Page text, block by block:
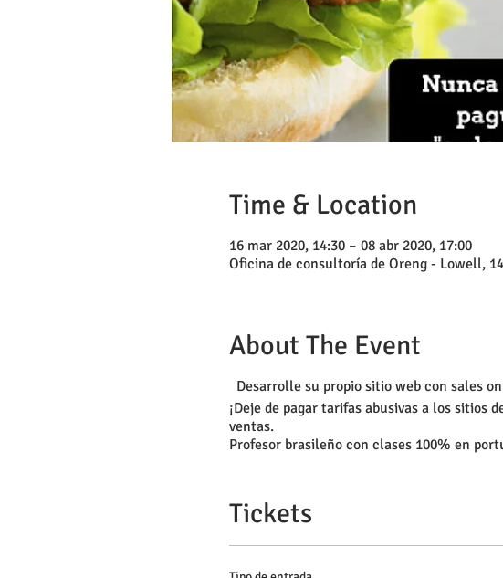
Time & Location
16 mar 2020, 14:30 – 08 abr 2020, 17:00
Oficina de consultoría de Oreng - Lowell,
About The Event
Desarrolle su propio sitio web con sales
¡Deje de pagar tarifas abusivas a los sitios
ventas.
Profesor brasileño con clases 100% en
Tickets